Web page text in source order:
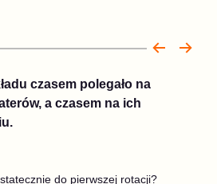
czasem polegało na
a czasem na ich
do pierwszej rotacji?